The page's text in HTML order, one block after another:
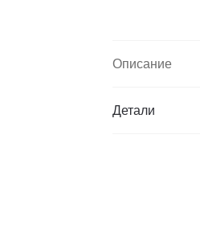
Описание
Детали